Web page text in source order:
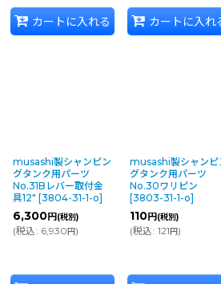
カートに入れる カートに入れ
musashi製シャンピン
グタンク用パーツ
No.31Bレバー取付金
具12" [3804-31-1-o]
6,300円(税別)
(税込: 6,930円)
musashi製シャンピ
グタンク用パーツ
No.30ワリピン
[3803-31-1-o]
110円(税別)
(税込: 121円)